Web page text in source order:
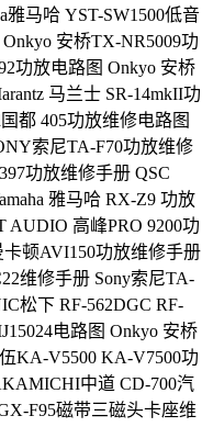
雅马哈 YST-SW1500低音
Onkyo 安桥TX-NR5009功
功放电路图 Onkyo 安桥
马兰士 SR-14mkII功
都 405功放维修电路图
索尼TA-F70功放维修
功放维修手册 QSC
雅马哈 RX-Z9 功放
AUDIO 高峰PRO 9200功
卡顿AVI150功放维修手册
维修手册 Sony索尼TA-
松下 RF-562DGC RF-
电路图 Onkyo 安桥
KA-V5500 KA-V7500功
中道 CD-700汽
F95磁带三磁头卡座维